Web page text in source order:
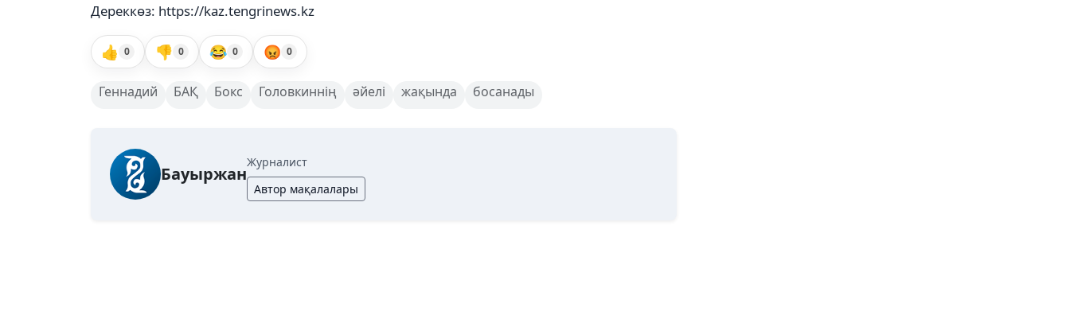
Дереккөз: https://kaz.tengrinews.kz
👍 0 👎 0 😂 0 😡 0
Геннадий БАҚ Бокс Головкиннің әйелі жақында босанады
Бауыржан
Журналист
Автор мақалалары